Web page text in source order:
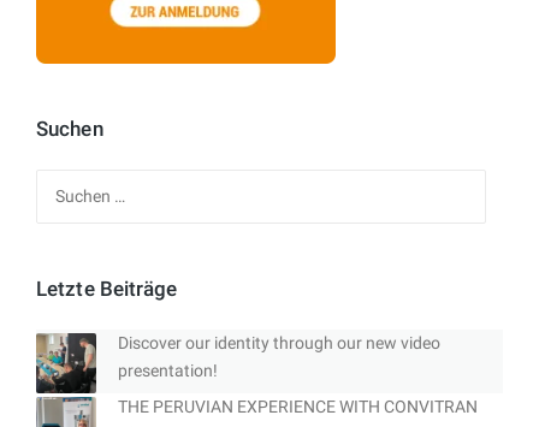
Suchen
Letzte Beiträge
Discover our identity through our new video
presentation!
THE PERUVIAN EXPERIENCE WITH CONVITRAN